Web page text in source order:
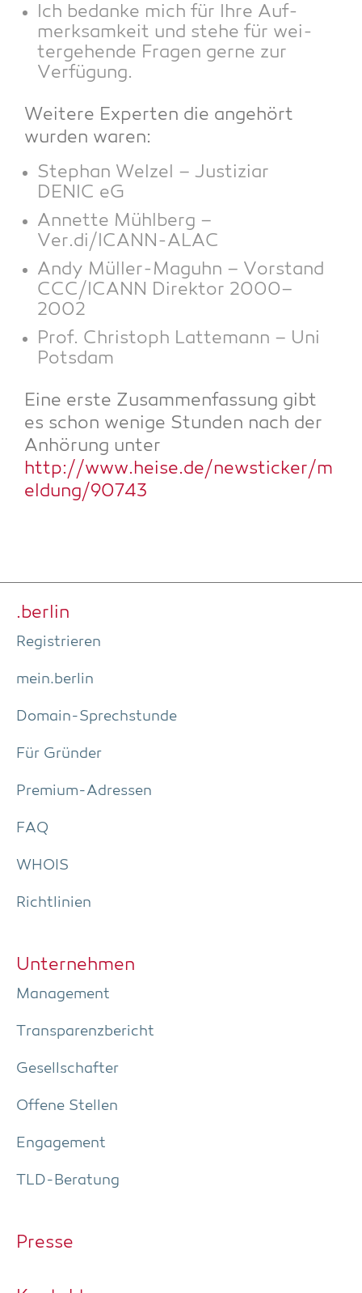
Ich bedan­ke mich für Ihre Auf­
merk­sam­keit und ste­he für wei­
ter­ge­hen­de Fra­gen ger­ne zur
Verfügung.
Wei­te­re Exper­ten die ange­hört
wur­den waren:
Ste­phan Wel­zel – Jus­ti­zi­ar
DENIC eG
Annet­te Mühl­berg –
Ver.di/ICANN-ALAC
Andy Mül­ler-Mag­uhn – Vor­stand
CCC/ICANN Direk­tor 2000–
2002
Prof. Chris­toph Lat­te­mann – Uni
Potsdam
Eine ers­te Zusam­men­fas­sung gibt
es schon weni­ge Stun­den nach der
Anhö­rung unter
http://www.heise.de/newsticker/m
eldung/90743
.ber­lin
Regis­trie­ren
mein.berlin
Domain-Sprech­stun­de
Für Grün­der
Pre­­mi­um-Adres­­sen
FAQ
WHOIS
Richt­li­ni­en
Unter­neh­men
Manage­ment
Trans­pa­renz­be­richt
Gesell­schaf­ter
Offe­ne Stellen
Enga­ge­ment
TLD-Bera­tung
Pres­se